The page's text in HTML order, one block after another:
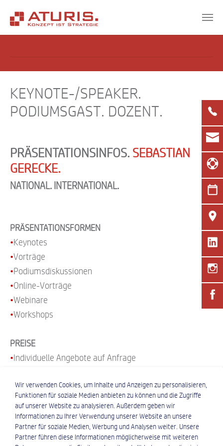
KEYNOTE-/SPEAKER.
PODIUMSGAST. DOZENT.
PRÄSENTATIONSINFOS. SEBASTIAN
GERECKE.
NATIONAL. INTERNATIONAL.
PRÄSENTATIONSFORMEN
•Keynotes
•Vorträge
•Podiumsdiskussionen
•Online-Vorträge
•Webinare
•Workshops
PREISE
• Individuelle Angebote auf Anfrage
Wir verwenden Cookies, um Inhalte und Anzeigen zu personalisieren,
Funktionen für soziale Medien anbieten zu können und die Zugriffe
auf unserer Website zu analysieren. Außerdem geben wir
Informationen zu Ihrer Verwendung unserer Website an unsere
Partner für soziale Medien, Werbung und Analysen weiter. Unsere
Partner führen diese Informationen möglicherweise mit weiteren